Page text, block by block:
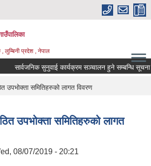
लुम्बिनी प्रदेश , नेपाल
सार्वजनिक सुनुवाई कार्यक्रम सञ्चालन हुने सम्बन्धि सूचना ।
उपभोक्ता समितिहरुको लागत विवरण
उपभोक्ता समितिहरुको लागत
08/07/2019 - 20:21